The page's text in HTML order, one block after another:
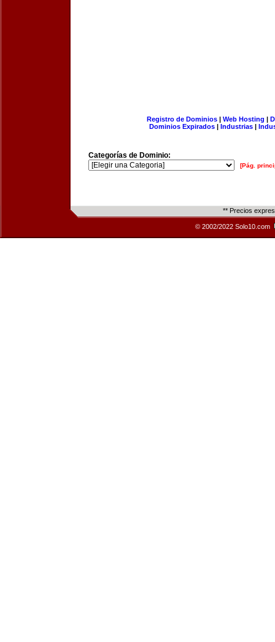
Registro de Dominios| Web Hosting |
Dominios Expirados | Industrias |
Categorías de Dominio:
[Pág.
** Precios
© 2002/2022 Solo10.com